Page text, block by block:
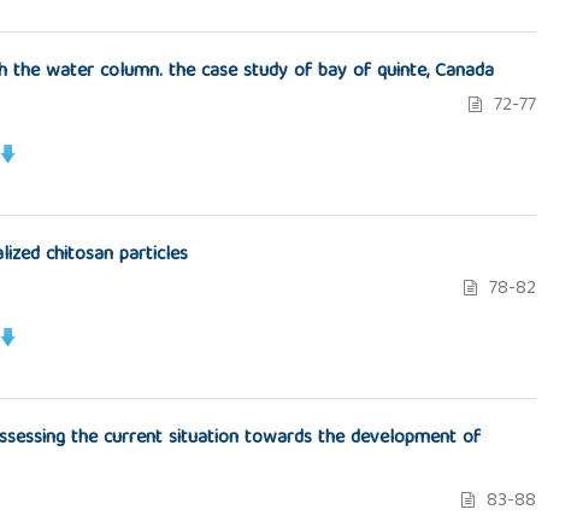
the water column. the case study of bay of quinte, Canada
72-77
chitosan particles
78-82
the current situation towards the development of
83-88